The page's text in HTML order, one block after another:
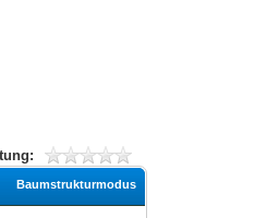
Baumstrukturmodus